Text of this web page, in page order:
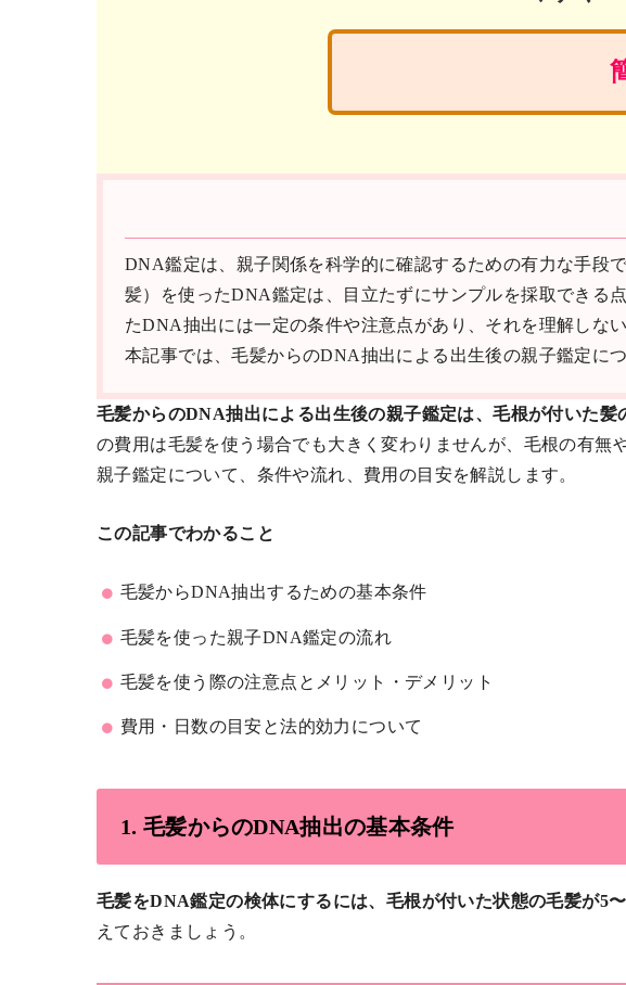
DNA鑑定は、親子関係を科学的に確認するための有力な手段
髪）を使ったDNA鑑定は、目立たずにサンプルを採取できる
たDNA抽出には一定の条件や注意点があり、それを理解しな
本記事では、毛髪からのDNA抽出による出生後の親子鑑定に
毛髪からのDNA抽出による出生後の親子鑑定は、毛根が付いた
の費用は毛髪を使う場合でも大きく変わりませんが、毛根の有
親子鑑定について、条件や流れ、費用の目安を解説します。
この記事でわかること
毛髪からDNA抽出するための基本条件
毛髪を使った親子DNA鑑定の流れ
毛髪を使う際の注意点とメリット・デメリット
費用・日数の目安と法的効力について
1. 毛髪からのDNA抽出の基本条件
毛髪をDNA鑑定の検体にするには、毛根が付いた状態の毛髪が5〜
えておきましょう。